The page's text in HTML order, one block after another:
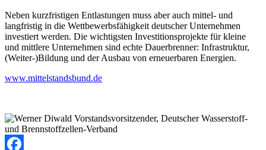
Neben kurzfristigen Entlastungen muss aber auch mittel- und
langfristig in die Wettbewerbsfähigkeit deutscher Unternehmen
investiert werden. Die wichtigsten Investitionsprojekte für kleine
und mittlere Unternehmen sind echte Dauerbrenner: Infrastruktur,
(Weiter-)Bildung und der Ausbau von erneuerbaren Energien.
www.mittelstandsbund.de